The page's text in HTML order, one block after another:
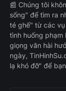
📰 Chúng tôi
sống" để tìm ra
té ghế" từ các
tình huống
giọng văn hài
ngày,
lạ khó đỡ" để